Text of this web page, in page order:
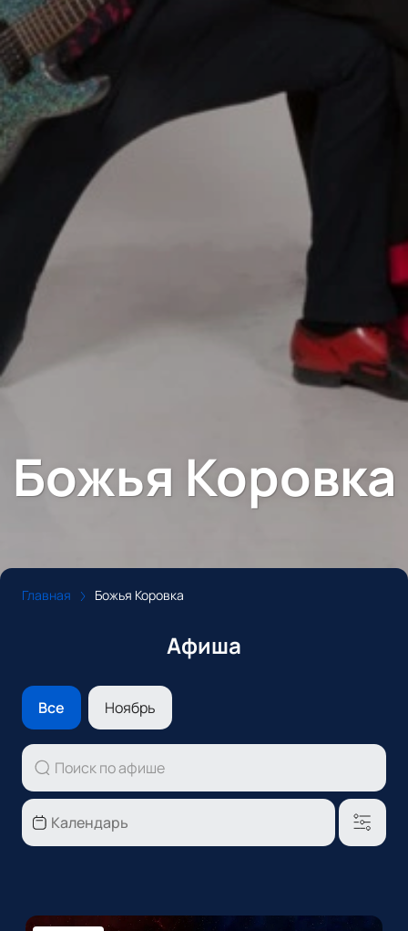
Божья Коровка
Главная Божья Коровка
Афиша
Все Ноябрь